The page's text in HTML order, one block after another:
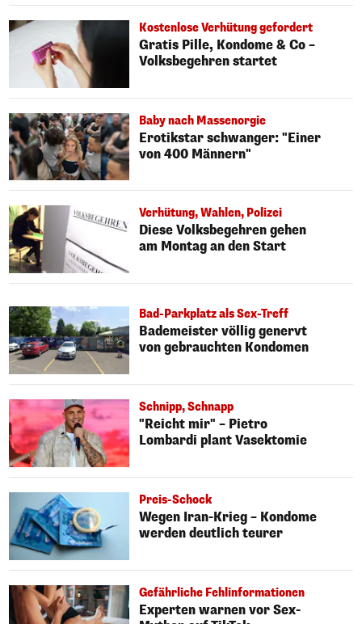
Kostenlose Verhütung gefordert
Gratis Pille, Kondome & Co –
Volksbegehren startet
Baby nach Massenorgie
Erotikstar schwanger: "Einer
von 400 Männern"
Verhütung, Wahlen, Polizei
Diese Volksbegehren gehen
am Montag an den Start
Bad-Parkplatz als Sex-Treff
Bademeister völlig genervt
von gebrauchten Kondomen
Schnipp, Schnapp
"Reicht mir" – Pietro
Lombardi plant Vasektomie
Preis-Schock
Wegen Iran-Krieg – Kondome
werden deutlich teurer
Gefährliche Fehlinformationen
Experten warnen vor Sex-